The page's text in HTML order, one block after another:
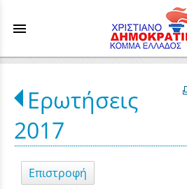
menu
Ερωτήσεις
2017
Επιστροφή